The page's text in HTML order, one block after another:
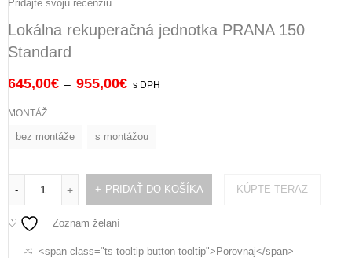
Pridajte svoju recenziu
Lokálna rekuperačná jednotka PRANA 150
Standard
645,00€ – 955,00€ s DPH
MONTÁŽ
bez montáže s montážou
- + PRIDAŤ DO KOŠÍKA KÚPTE TERAZ
Zoznam želaní
<span class="ts-tooltip button-tooltip">Porovnaj</span>